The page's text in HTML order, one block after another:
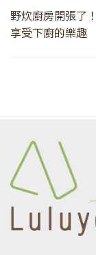
野炊廚房開張了
享受下廚的樂趣